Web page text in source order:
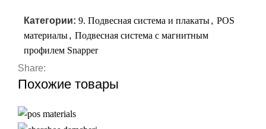
Категории: 9. Подвесная система и плакаты, POS
материалы, Подвесная система с магнитным
профилем Snapper
Share:
Похожие товары